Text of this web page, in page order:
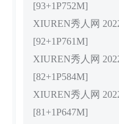
[93+1P752M]
XIUREN秀人网
[92+1P761M]
XIUREN秀人网
[82+1P584M]
XIUREN秀人网
[81+1P647M]